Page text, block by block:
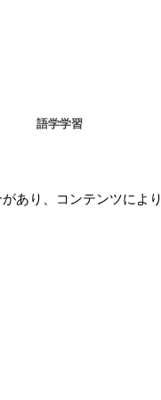
語学学習
あり、コンテンツにより